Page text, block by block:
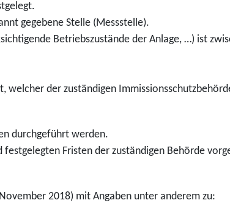
gegebene Stelle (Messstelle).
Betriebszustände der Anlage, …) ist
welcher der zuständigen
durchgeführt werden.
Fristen der zuständigen Behörde
2018) mit Angaben unter anderem zu: